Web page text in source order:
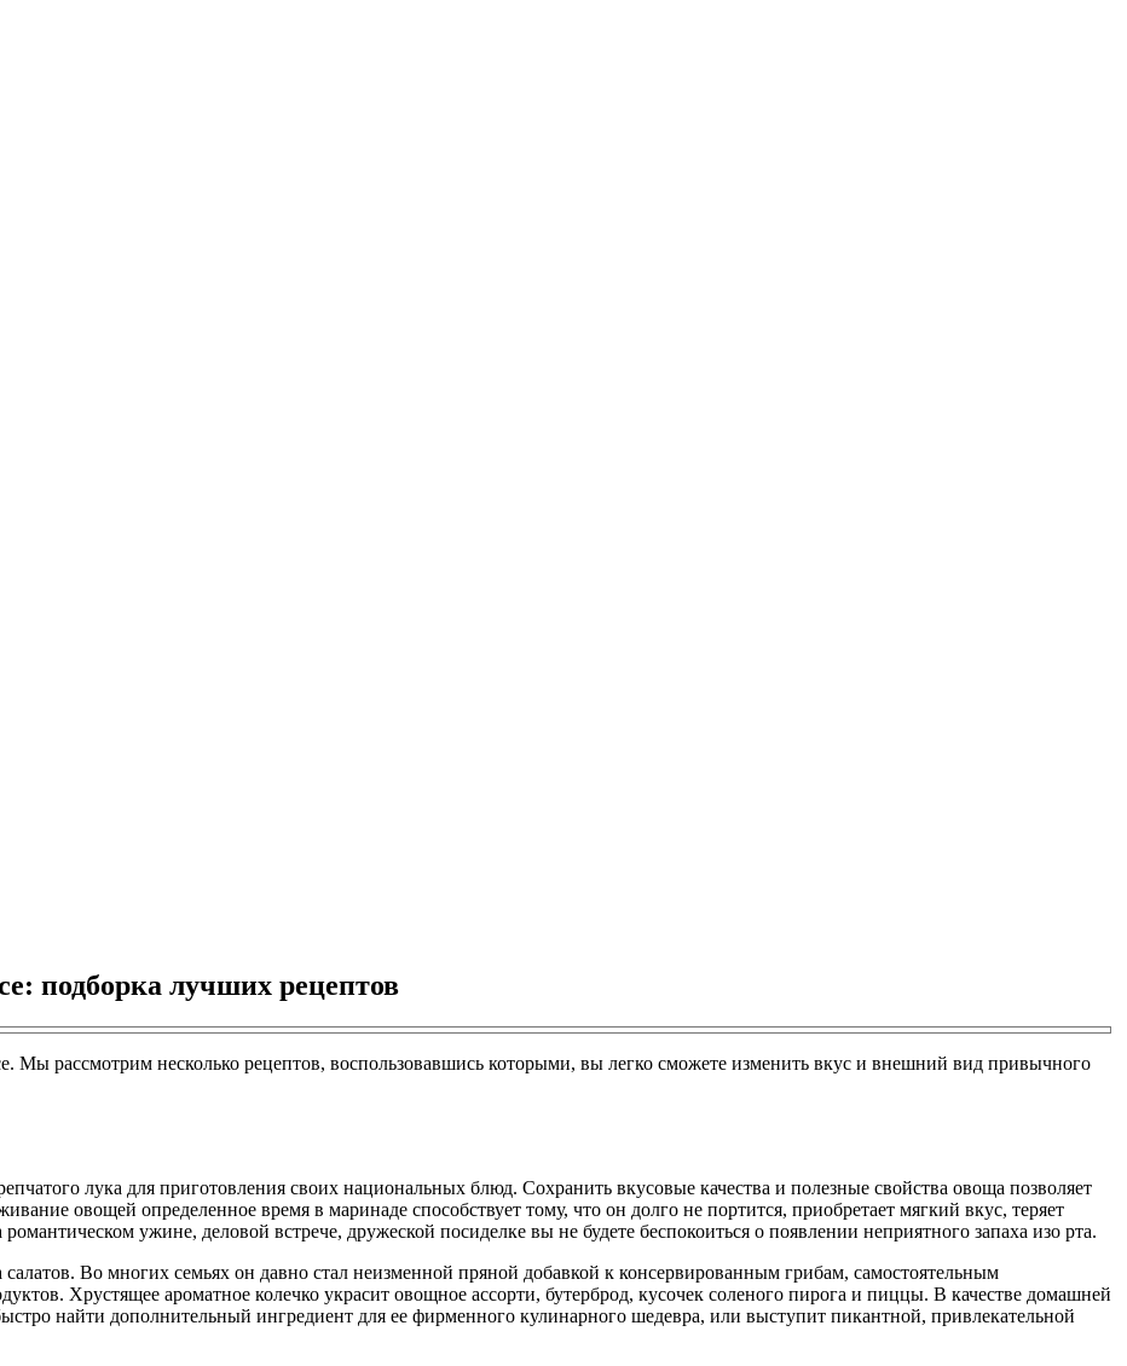
подборка лучших рецептов
Мы рассмотрим несколько рецептов, воспользовавшись которыми, вы легко сможете изменить вкус и внешний вид привычного
лука для приготовления своих национальных блюд. Сохранить вкусовые качества и полезные свойства овоща позволяет
овощей определенное время в маринаде способствует тому, что он долго не портится, приобретает мягкий вкус, теряет
ужине, деловой встрече, дружеской посиделке вы не будете беспокоиться о появлении неприятного запаха изо рта.
Во многих семьях он давно стал неизменной пряной добавкой к консервированным грибам, самостоятельным
Хрустящее ароматное колечко украсит овощное ассорти, бутерброд, кусочек соленого пирога и пиццы. В качестве домашней
найти дополнительный ингредиент для ее фирменного кулинарного шедевра, или выступит пикантной, привлекательной